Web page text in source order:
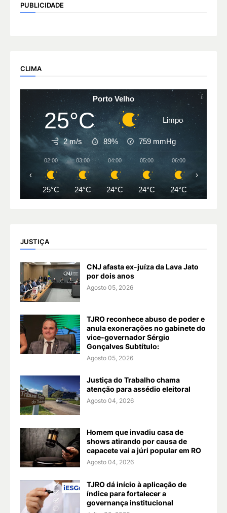
PUBLICIDADE
CLIMA
Porto Velho
25°C Limpo
2 m/s 89% 759 mmHg
02:00
25°C
03:00
24°C
04:00
24°C
05:00
24°C
06:00
24°C
‹ ›
JUSTIÇA
CNJ afasta ex-juíza da Lava Jato
por dois anos
Agosto 05, 2026
TJRO reconhece abuso de poder e
anula exonerações no gabinete do
vice-governador Sérgio
Gonçalves Subtítulo:
Agosto 05, 2026
Justiça do Trabalho chama
atenção para assédio eleitoral
Agosto 04, 2026
Homem que invadiu casa de
shows atirando por causa de
capacete vai a júri popular em RO
Agosto 04, 2026
TJRO dá início à aplicação de
índice para fortalecer a
governança institucional